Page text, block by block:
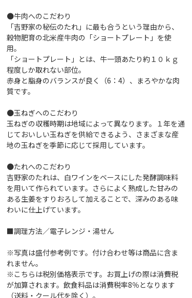
●牛肉へのこだわり
「吉野家の秘伝のたれ」に最も合うという理由から、
穀物肥育の北米産牛肉の「ショートプレート」を使
用。
「ショートプレート」とは、牛一頭あたり約１０ｋｇ
程度しか取れない部位。
赤身と脂身のバランスが良く（6：4）、まろやかな肉
質です。
●玉ねぎへのこだわり
玉ねぎの収穫時期は地域によって異なります。１年を通
じておいしい玉ねぎを供給できるよう、さまざまな産
地の玉ねぎを季節に応じて採用しています。
●たれへのこだわり
吉野家のたれは、白ワインをベースにした発酵調味料
を用いて作られています。さらによく熟成した甘みの
ある生姜をすりおろして加えることで、深みのある味
わいに仕上げています。
■調理方法／電子レンジ・湯せん
※写真は盛付参考例です。付け合わせ等は商品に含ま
れません。
※こちらは税別価格表示です。お買上げの際は消費税
が加算されます。飲食料品は消費税率8％となります
（送料・クール代を除く）。